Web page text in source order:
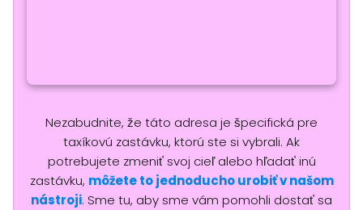
Nezabudnite, že táto adresa je špecifická pre
taxíkovú zastávku, ktorú ste si vybrali. Ak
potrebujete zmeniť svoj cieľ alebo hľadať inú
zastávku, môžete to jednoducho urobiť v našom
nástroji. Sme tu, aby sme vám pomohli dostať sa